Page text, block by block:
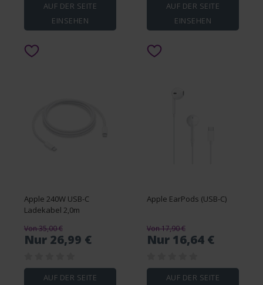
AUF DER SEITE
EINSEHEN
AUF DER SEITE
EINSEHEN
Apple 240W USB-C
Ladekabel 2,0m
Von 35,00 €
Nur 26,99 €
AUF DER SEITE
Apple EarPods (USB-C)
Von 17,90 €
Nur 16,64 €
AUF DER SEITE